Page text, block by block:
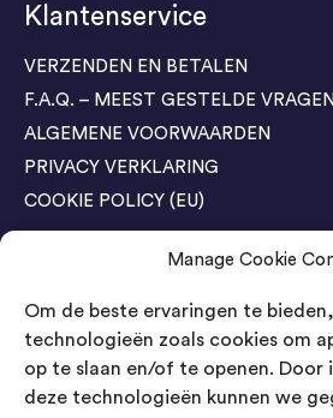
Manage Cookie
Om de beste ervaringen te
technologieën zoals cookies om
op te slaan en/of te openen. Door
deze technologieën kunnen we
Klantenservice
VERZENDEN EN BETALEN
F.A.Q. – MEEST GESTELDE VRAGEN
ALGEMENE VOORWAARDEN
PRIVACY VERKLARING
COOKIE POLICY (EU)
Agenda Trade Shows
04-05 November / SVG FAIR
Bestel GRATIS kaarten
Bestel GRATIS kaarten